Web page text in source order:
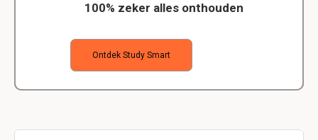
100% zeker alles onthouden
Ontdek Study Smart